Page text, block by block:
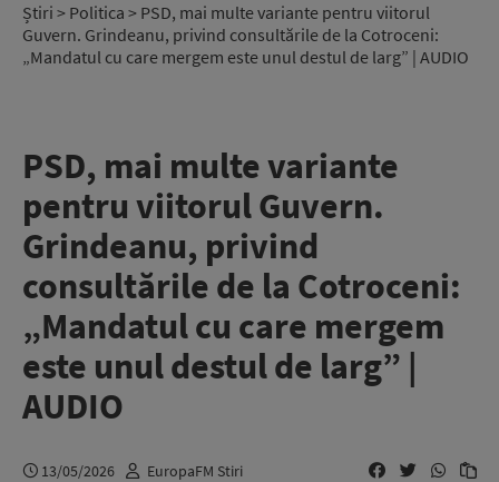
Știri > Politica > PSD, mai multe variante pentru viitorul
Guvern. Grindeanu, privind consultările de la Cotroceni:
„Mandatul cu care mergem este unul destul de larg” | AUDIO
PSD, mai multe variante
pentru viitorul Guvern.
Grindeanu, privind
consultările de la Cotroceni:
„Mandatul cu care mergem
este unul destul de larg” |
AUDIO
13/05/2026 EuropaFM Stiri